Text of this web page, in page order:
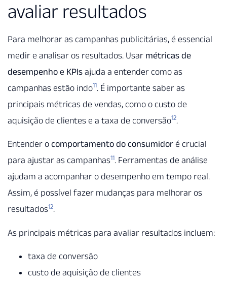
avaliar resultados
Para melhorar as campanhas publicitárias, é essencial
medir e analisar os resultados. Usar métricas de
desempenho e KPIs ajuda a entender como as
campanhas estão indo11. É importante saber as
principais métricas de vendas, como o custo de
aquisição de clientes e a taxa de conversão12.
Entender o comportamento do consumidor é crucial
para ajustar as campanhas11. Ferramentas de análise
ajudam a acompanhar o desempenho em tempo real.
Assim, é possível fazer mudanças para melhorar os
resultados12.
As principais métricas para avaliar resultados incluem:
taxa de conversão
custo de aquisição de clientes